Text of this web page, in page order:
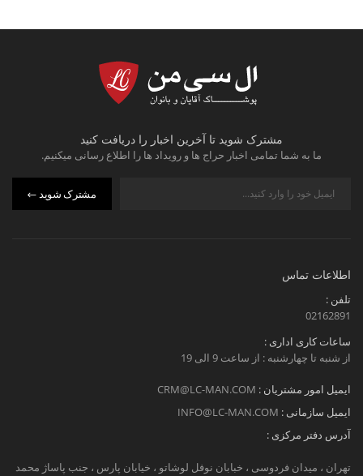
مشترک شوید تا آخرین اخبار را دریافت کنید
ما به شما تمامی اخبار حراج ها و رویداد ها را اطلاع رسانی میکنیم.
مشترک شوید
اطلاعات تماس
تلفن :
02162891
ساعات کاری اداری :
از شنبه تا چهارشنبه : از ساعت 9 الی 19
ایمیل امور مشتریان : CRM@LC-MAN.COM
ایمیل سازمانی : INFO@LC-MAN.COM
آدرس دفتر مرکزی :
تهران ، میدان فردوسی ، خبابان نوفل لوشاتو ، خیابان پارس ، جنب پاساژ محمد